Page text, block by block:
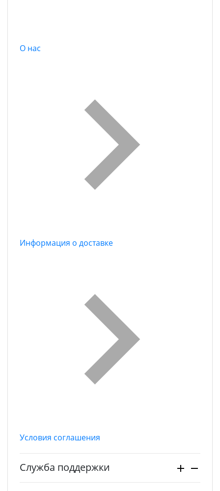
О нас
Информация о доставке
Условия соглашения
Служба поддержки